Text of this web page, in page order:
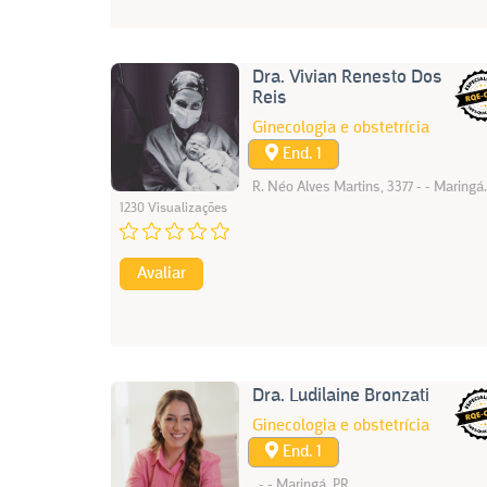
1230 Visualizações
Avaliar
Dra. Vivian Renesto Dos
Reis
Ginecologia e obstetrícia
End. 1
R. Néo Alves Martins, 3377 - -
Dra. Ludilaine Bronzati
Ginecologia e obstetrícia
End. 1